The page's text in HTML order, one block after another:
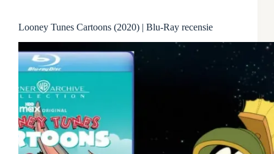
Looney Tunes Cartoons (2020) | Blu-Ray recensie